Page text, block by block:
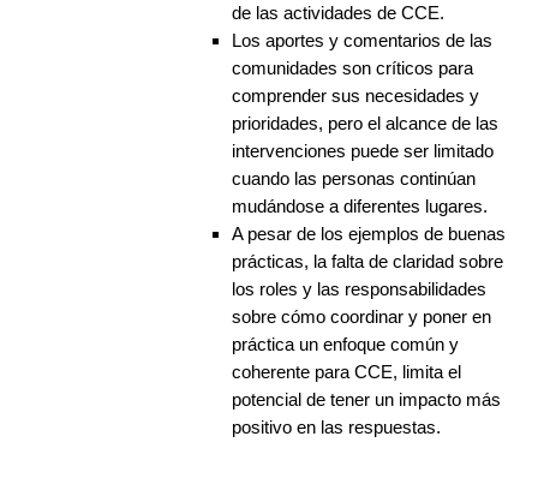
de las actividades de CCE.
Los aportes y comentarios de las
comunidades son críticos para
comprender sus necesidades y
prioridades, pero el alcance de las
intervenciones puede ser limitado
cuando las personas continúan
mudándose a diferentes lugares.
A pesar de los ejemplos de buenas
prácticas, la falta de claridad sobre
los roles y las responsabilidades
sobre cómo coordinar y poner en
práctica un enfoque común y
coherente para CCE, limita el
potencial de tener un impacto más
positivo en las respuestas.